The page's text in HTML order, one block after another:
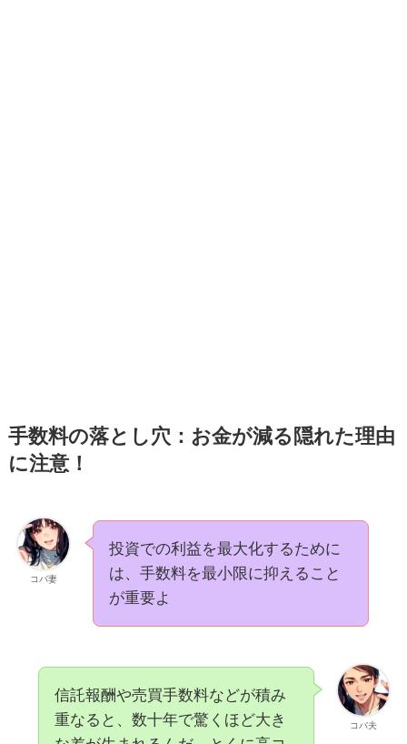
手数料の落とし穴：お金が減る隠れた理由
に注意！
コバ妻
投資での利益を最大化するために
は、手数料を最小限に抑えること
が重要よ
コバ夫
信託報酬や売買手数料などが積み
重なると、数十年で驚くほど大き